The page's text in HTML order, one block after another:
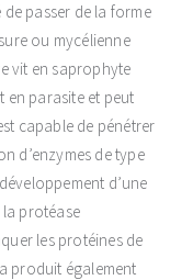
passer de la forme
ou mycélienne
vit en saprophyte
en parasite et peut
capable de pénétrer
d’enzymes de type
d’une
protéase
les protéines de
produit également